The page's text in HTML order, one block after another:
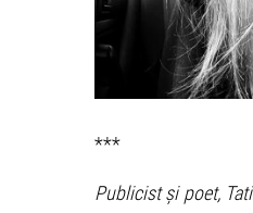
***
Publicist și poet,